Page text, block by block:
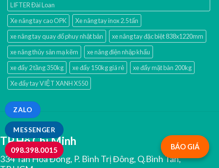
MESSENGER
ZALO
098.398.0015
LIFTER Đài Loan
Xe nâng tay cao OPK
Xe nâng tay inox 2.5 tấn
xe nâng tay quay đổ phuy nhật bản
xe nâng tay đặc biệt 838x1220mm
xe nâng thủy sản mạ kẽm
xe nâng điện nhập khấu
xe đẩy 2 tầng 350kg
xe đẩy 150kg giá rẻ
xe đẩy mặt bàn 200kg
Xe đẩy tay VIỆT XANH X550
TP.Hồ Chí Minh
334 Tân Hoà Đông, P. Bình Trị Đông, Q.Bình Tân,
BÁO GIÁ